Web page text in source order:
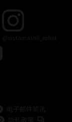
@instamashii_robot
电子邮件简讯
隐私政策 到外部站点